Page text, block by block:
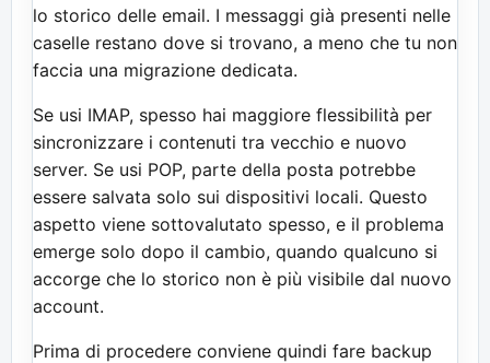
lo storico delle email. I messaggi già presenti nelle
caselle restano dove si trovano, a meno che tu non
faccia una migrazione dedicata.
Se usi IMAP, spesso hai maggiore flessibilità per
sincronizzare i contenuti tra vecchio e nuovo
server. Se usi POP, parte della posta potrebbe
essere salvata solo sui dispositivi locali. Questo
aspetto viene sottovalutato spesso, e il problema
emerge solo dopo il cambio, quando qualcuno si
accorge che lo storico non è più visibile dal nuovo
account.
Prima di procedere conviene quindi fare backup